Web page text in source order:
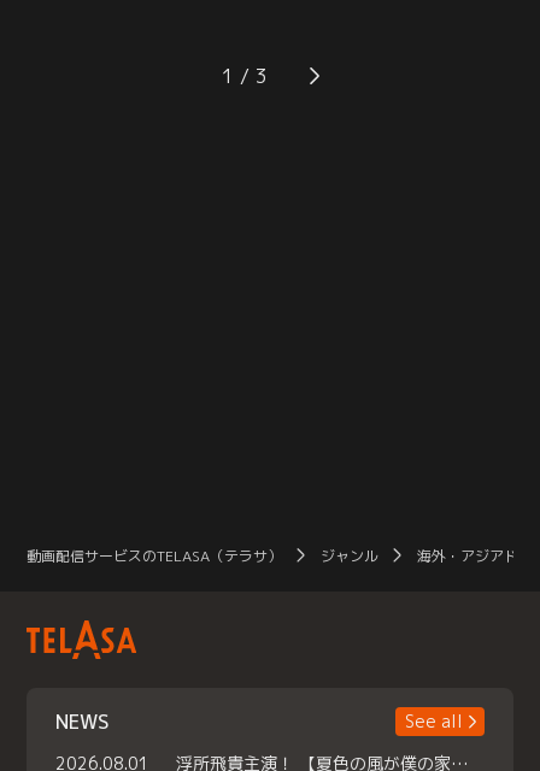
察知して駆けつけたのだった。だ
が、調査を進めるなかでカスティエ
中、ディーンのもとにカスティエル
が駆けつける。カスティエルはある
1
動画配信サービスのTELASA（テラサ） ジャンル 海外・アジアドラ
NEWS
See all
2026.08.01
浮所飛貴主演！ 【夏色の風が僕の家にやってきた】 本日よりテラサで独占配信スタート！